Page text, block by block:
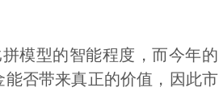
模型的智能程度，而今年的
否带来真正的价值，因此市